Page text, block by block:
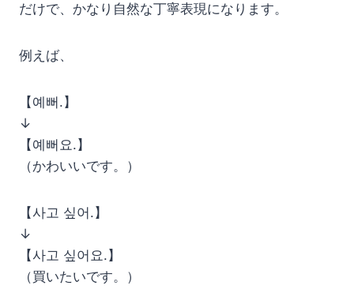
だけで、かなり自然な丁寧表現になります。
例えば、
【예뻐.】
↓
【예뻐요.】
（かわいいです。）
【사고 싶어.】
↓
【사고 싶어요.】
（買いたいです。）